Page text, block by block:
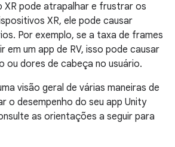
XR pode atrapalhar e frustrar os
XR, ele pode causar
Por exemplo, se a taxa de frames
em um app de RV, isso pode causar
ou dores de cabeça no usuário.
visão geral de várias maneiras de
o desempenho do seu app Unity
as orientações a seguir para